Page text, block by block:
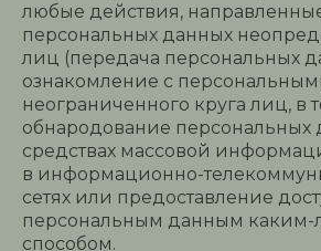
любые действия,
персональных данных
лиц (передача персональных
ознакомление с
неограниченного круга лиц, в
обнародование персональных
средствах массовой
в информационно-
сетях или предоставление
персональным данным
способом.